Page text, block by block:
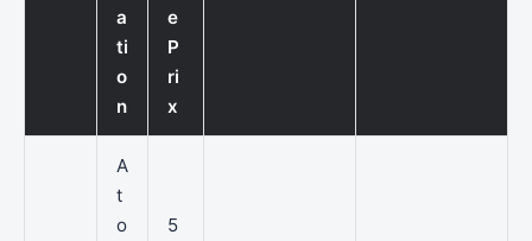
a
ti
o
n
e
P
ri
x
A
t
o
5